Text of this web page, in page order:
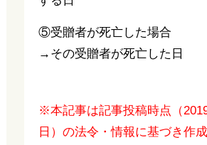
⑤受贈者が死亡した場合
→その受贈者が死亡した日
※本記事は記事投稿時点（
日）の法令・情報に基づき作